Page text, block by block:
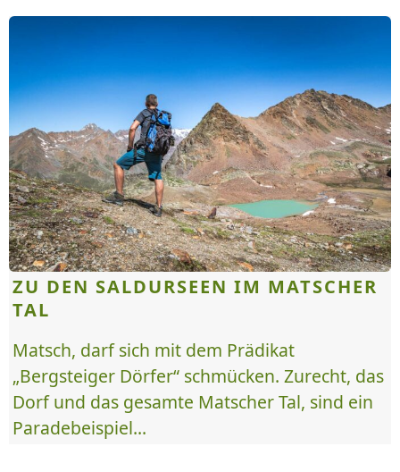
ZU DEN SALDURSEEN IM MATSCHER
TAL
Matsch, darf sich mit dem Prädikat
„Bergsteiger Dörfer“ schmücken. Zurecht, das
Dorf und das gesamte Matscher Tal, sind ein
Paradebeispiel...